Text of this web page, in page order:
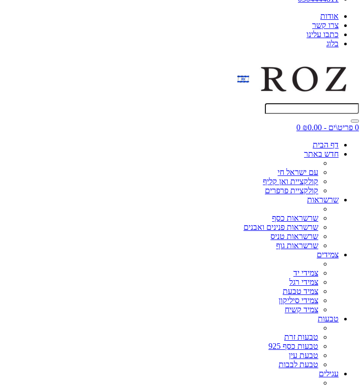
אודות
צרו קשר
כתבו עלינו
בלוג
0 פריט\ים - ₪0.00
0
דף הבית
חדש באתר
עם ישראל חי
קולקציית ואן קליף
קולקציית פרפרים
שרשראות
שרשראות כסף
שרשראות פנינים ואבנים
שרשראות טניס
שרשראות גוף
צמידים
צמידי יד
צמידי רגל
צמיד טבעת
צמידי סיליקון
צמיד קשיח
טבעות
טבעות זרת
טבעות כסף 925
טבעת עין
טבעת לבבות
עגילים